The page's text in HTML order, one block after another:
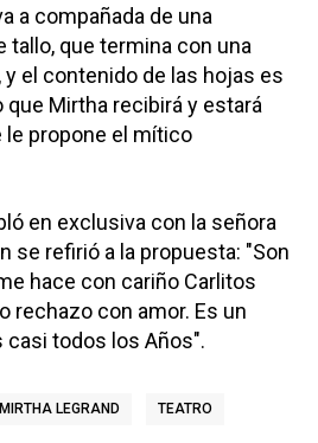
a compañada de una
tallo, que termina con una
el contenido de las hojas es
Mirtha recibirá y estará
le propone el mítico
en exclusiva con la señora
se refirió a la propuesta: "Son
hace con cariño Carlitos
rechazo con amor. Es un
todos los Años".
MIRTHA LEGRAND TEATRO